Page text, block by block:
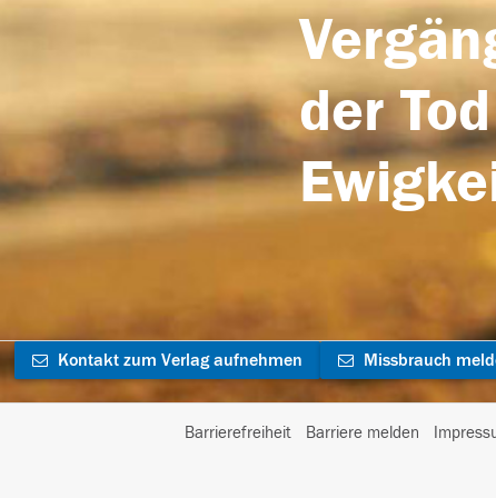
der
Kontakt zum Verlag aufnehmen Missbrauch
Barrierefreiheit Barriere melden